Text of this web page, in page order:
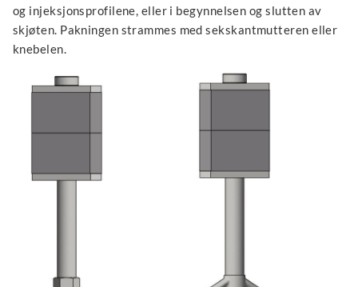
og injeksjonsprofilene, eller i begynnelsen og slutten av
skjøten. Pakningen strammes med sekskantmutteren eller
knebelen.